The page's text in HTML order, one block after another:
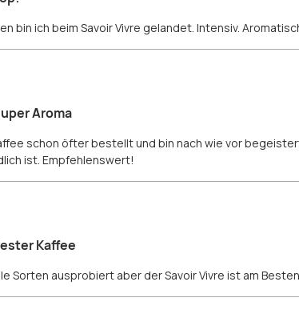
bin ich beim Savoir Vivre gelandet. Intensiv.
Aroma
schon öfter bestellt und bin nach wie vor
ist. Empfehlenswert!
Kaffee
Sorten ausprobiert aber der Savoir Vivre ist am